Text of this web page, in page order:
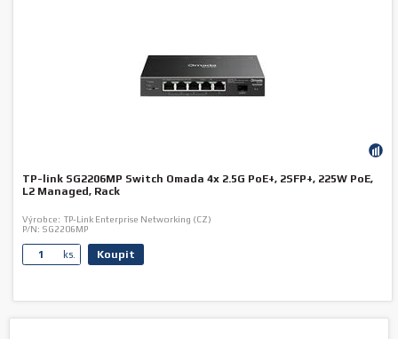
TP-link SG2206MP Switch Omada 4x 2.5G PoE+, 2SFP+, 225W PoE,
L2 Managed, Rack
Výrobce: TP-Link Enterprise Networking (CZ)
P/N: SG2206MP
ks. Koupit